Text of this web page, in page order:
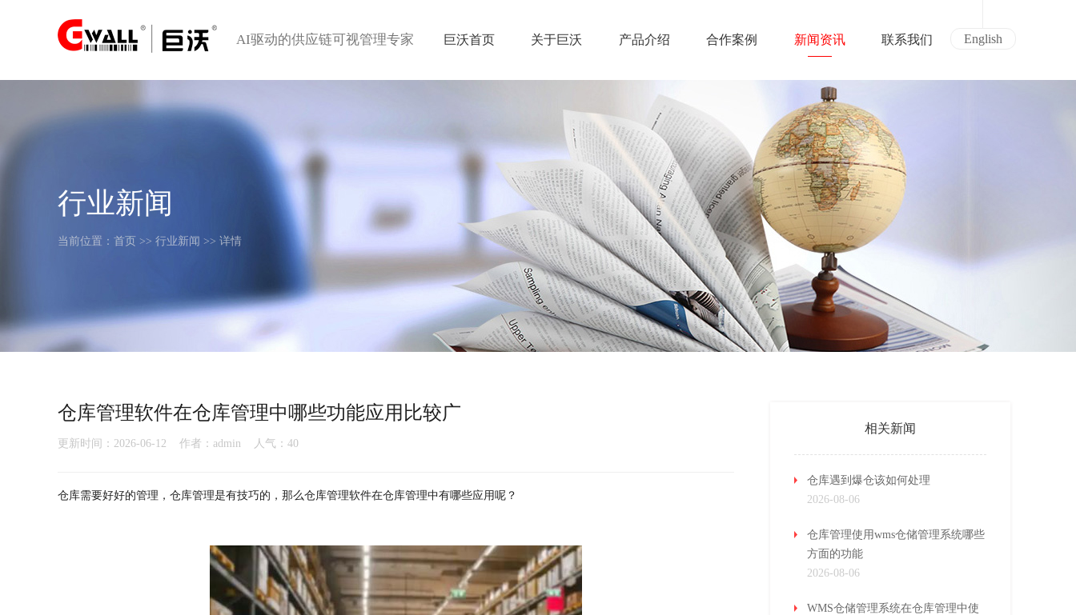
AI驱动的供应链可视管理专家 巨沃首页 关于巨沃 产品介绍 合作案例 新闻资讯 联系我们 English
行业新闻
当前位置： 首页 >> 行业新闻 >> 详情
仓库管理软件在仓库管理中哪些功能应用比较广
更新时间：2026-06-12 作者：admin 人气： 40
仓库需要好好的管理，仓库管理是有技巧的，那么仓库管理软件在仓库管理中有哪些应用呢？
相关新闻
仓库遇到爆仓该如何处理
2026-08-06
仓库管理使用wms仓储管理系统哪些
方面的功能
2026-08-06
WMS仓储管理系统在仓库管理中使